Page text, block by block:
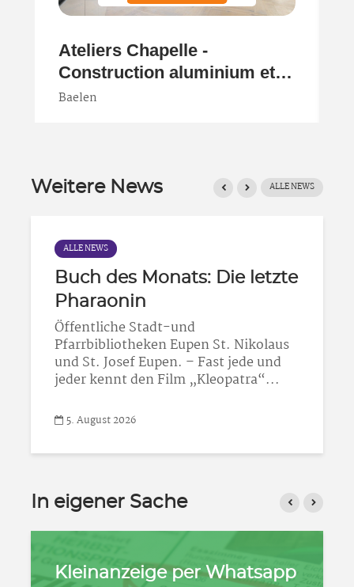
Weitere News ALLE NEWS
ALLE NEWS
Buch des Monats: Die letzte
Pharaonin
Öffentliche Stadt-und
Pfarrbibliotheken Eupen St. Nikolaus
und St. Josef Eupen. – Fast jede und
jeder kennt den Film „Kleopatra“...
5. August 2026
In eigener Sache
Kleinanzeige per Whatsapp